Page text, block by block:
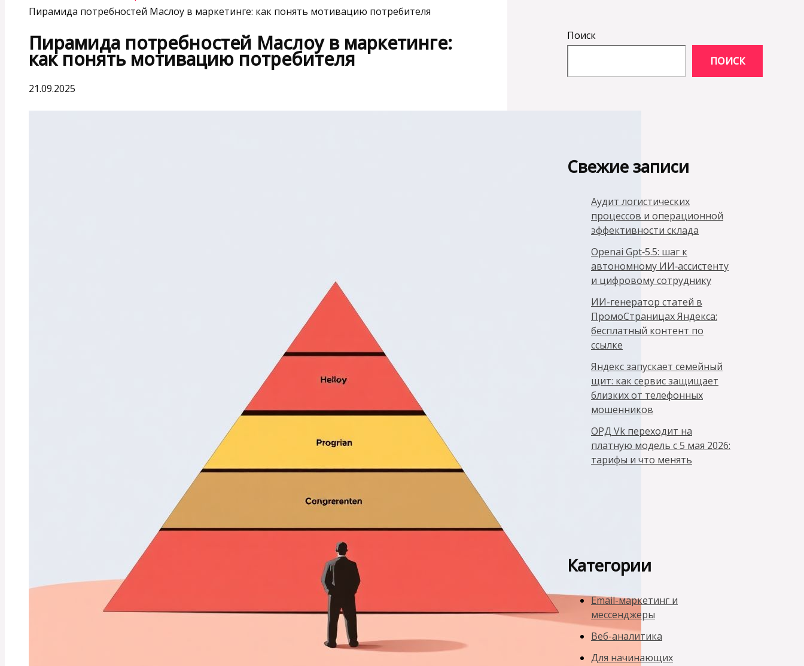
Пирамида потребностей Маслоу в маркетинге: как понять мотивацию потребителя
Пирамида потребностей Маслоу в маркетинге:
как понять мотивацию потребителя
21.09.2025
Поиск
ПОИСК
Свежие записи
Аудит логистических
процессов и операционной
эффективности склада
Openai Gpt‑5.5: шаг к
автономному ИИ‑ассистенту
и цифровому сотруднику
ИИ-генератор статей в
ПромоСтраницах Яндекса:
бесплатный контент по
ссылке
Яндекс запускает семейный
щит: как сервис защищает
близких от телефонных
мошенников
ОРД Vk переходит на
платную модель с 5 мая 2026:
тарифы и что менять
Категории
Email-маркетинг и
мессенджеры
Веб-аналитика
Для начинающих